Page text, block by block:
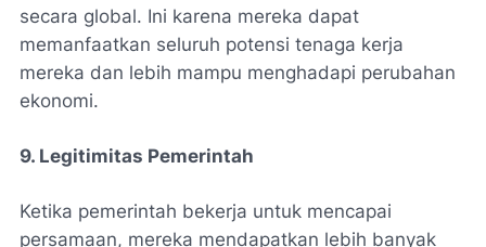
secara global. Ini karena mereka dapat
memanfaatkan seluruh potensi tenaga kerja
mereka dan lebih mampu menghadapi perubahan
ekonomi.
9. Legitimitas Pemerintah
Ketika pemerintah bekerja untuk mencapai
persamaan, mereka mendapatkan lebih banyak